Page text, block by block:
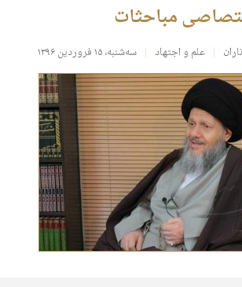
مباحثات
علم و اجتهاد سه‌شنبه، ۱۵ فروردین ۱۳۹۶